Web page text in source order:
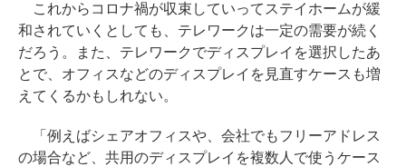
これからコロナ禍が収束していってステイホームが緩
和されていくとしても、テレワークは一定の需要が続く
だろう。また、テレワークでディスプレイを選択したあ
とで、オフィスなどのディスプレイを見直すケースも増
えてくるかもしれない。
「例えばシェアオフィスや、会社でもフリーアドレス
の場合など、共用のディスプレイを複数人で使うケース